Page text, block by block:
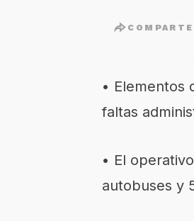
• Elementos
faltas
• El
autobuses y